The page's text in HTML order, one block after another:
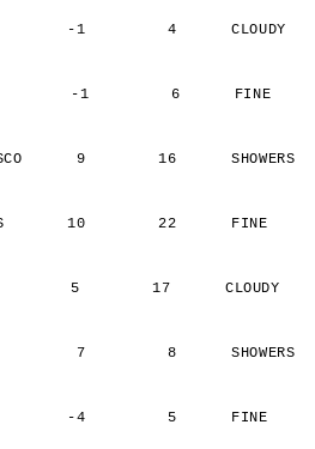
-1         4      CLOUDY
-1         6      FINE
9        16      SHOWERS
10        22      FINE
5        17      CLOUDY
7         8      SHOWERS
-4         5      FINE